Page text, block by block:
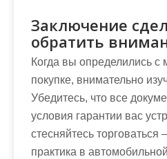
Заключение
обратить
Когда вы определились с
покупке, внимательно
Убедитесь, что все
условия гарантии вас
стесняйтесь
практика в